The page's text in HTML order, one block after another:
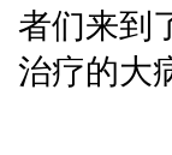
者们来到
治疗的大